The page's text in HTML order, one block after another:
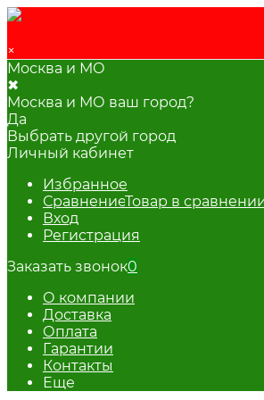
×
Москва и МО
✖
Москва и МО ваш город?
Да
Выбрать другой город
Личный кабинет
Избранное
СравнениеТовар в
Вход
Регистрация
Заказать звонок0
О компании
Доставка
Оплата
Гарантии
Контакты
Еще